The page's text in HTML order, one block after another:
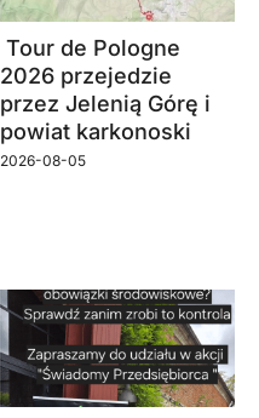
Tour de Pologne
2026 przejedzie
przez Jelenią Górę i
powiat karkonoski
2026-08-05